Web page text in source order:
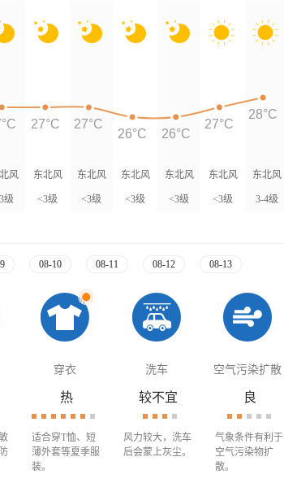
风
级
东北风
<3级
东北风
<3级
东北风
<3级
东北风
<3级
东北风
<3级
东北风
3-4级
27°C 27°C
26°C 26°C
27°C
28°C
08-10 08-11 08-12 08-13
穿衣 洗车 空气污染扩散
热
适合穿T恤、短
薄外套等夏季服
装。
较不宜
风力较大，洗车
后会蒙上灰尘。
良
气象条件有利于
空气污染物扩
散。